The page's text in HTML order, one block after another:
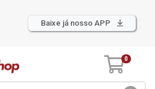
Baixe já nosso APP
0